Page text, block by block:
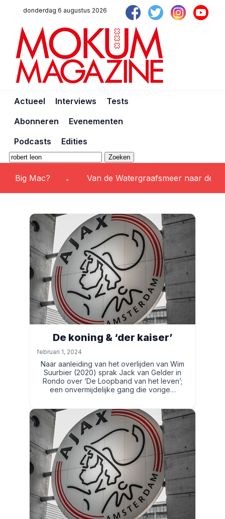
donderdag 6 augustus 2026
Actueel Interviews
Tests
Abonneren
Evenementen
Podcasts
Edities
Zoeken
Mac? Van de Watergraafsmeer naar de
De koning & ‘der kaiser’
februari 1, 2024
Naar aanleiding van het overlijden van Wim
Suurbier (2020) sprak Jack van Gelder in
Rondo over ‘De Loopband van het leven’;
een onvermijdelijke gang die vorige…